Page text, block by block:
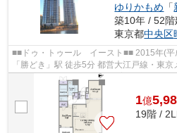
ゆりかもめ 「
築10年 / 52
東京都中央区
■■ドゥ・トゥール イースト■■ 2015年(平成27年)10月完成 都営大江戸線
「勝どき」駅 徒歩5分 都営大江戸線・東京メトロ有楽町線「月島」駅 徒歩15
分 充実の共用施設 ペット飼育可 ...
1億
19階 /